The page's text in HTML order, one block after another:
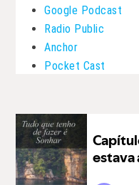
Google Podcast
Radio Public
Anchor
Pocket Cast